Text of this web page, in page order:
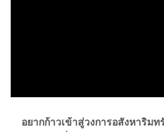
อยากก้าวเข้าสู่วงการอสังหาริม